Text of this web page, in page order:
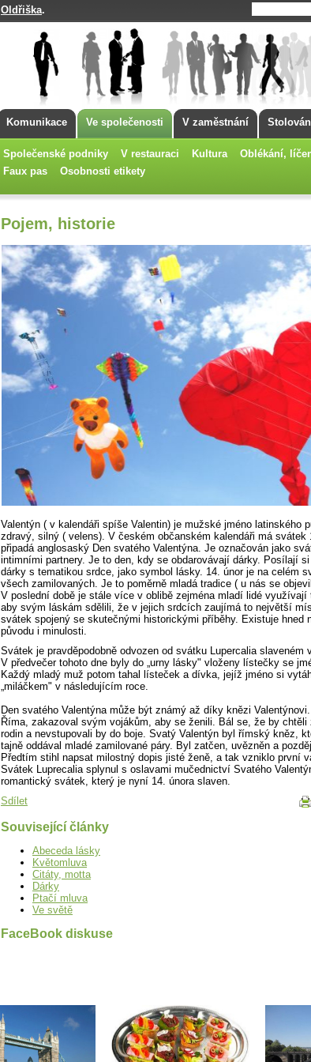
Oldřiška.
Komunikace Ve společenosti V zaměstnání
Společenské podniky V restauraci Kultura Oblékání,
Faux pas
Osobnosti etikety
Pojem, historie
Valentýn ( v kalendáři spíše Valentin) je mužské jméno latinského
zdravý, silný ( velens). V českém občanském kalendáři má svátek
připadá anglosaský Den svatého Valentýna. Je označován jako
intimními partnery. Je to den, kdy se obdarovávají dárky. Posílají
dárky s tematikou srdce, jako symbol lásky. 14. únor je na celém
všech zamilovaných. Je to poměrně mladá tradice ( u nás se
V poslední době je stále více v oblibě zejména mladí lidé využívají
aby svým láskám sdělili, že v jejich srdcích zaujímá to největší
svátek spojený se skutečnými historickými příběhy. Existuje hned
původu i minulosti.
Svátek je pravděpodobně odvozen od svátku Lupercalia slaveném
V předvečer tohoto dne byly do „urny lásky" vloženy lístečky se
Každý mladý muž potom tahal lísteček a dívka, jejíž jméno si
„miláčkem" v následujícím roce.
Den svatého Valentýna může být známý až díky knězi
Říma, zakazoval svým vojákům, aby se ženili. Bál se, že by
rodin a nevstupovali by do boje. Svatý Valentýn byl římský kněz,
tajně oddával mladé zamilované páry. Byl zatčen, uvězněn a
Předtím stihl napsat milostný dopis jisté ženě, a tak vzniklo první
Svátek Luprecalia splynul s oslavami mučednictví Svatého
romantický svátek, který je nyní 14. února slaven.
Sdílet
Související články
Abeceda lásky
Květomluva
Citáty, motta
Dárky
Ptačí mluva
Ve světě
FaceBook diskuse